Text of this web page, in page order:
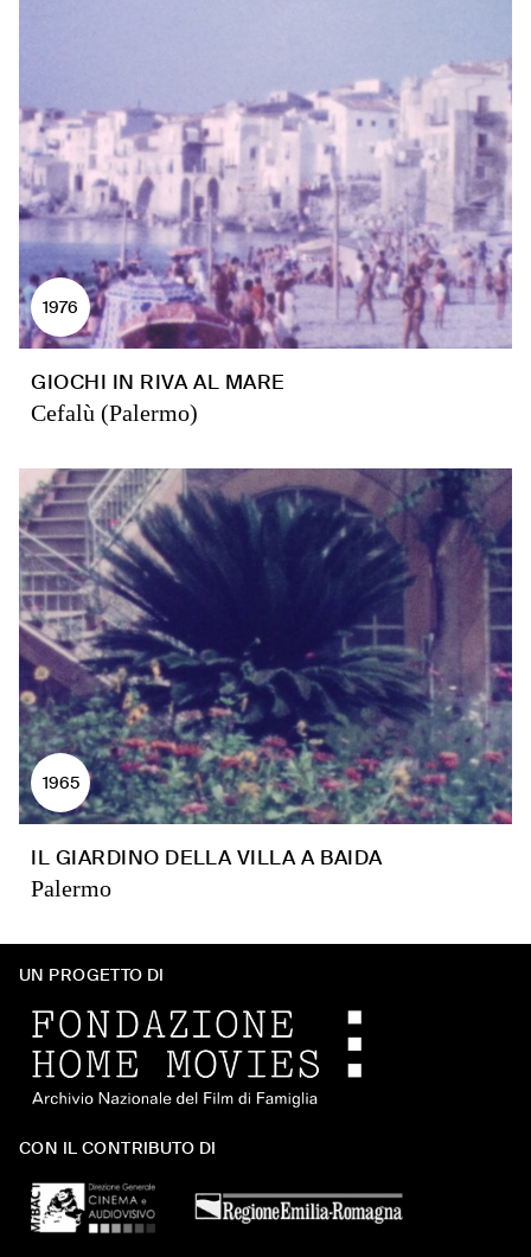
1976
GIOCHI IN RIVA AL MARE
Cefalù (Palermo)
1965
IL GIARDINO DELLA VILLA A BAIDA
Palermo
UN PROGETTO DI
CON IL CONTRIBUTO DI